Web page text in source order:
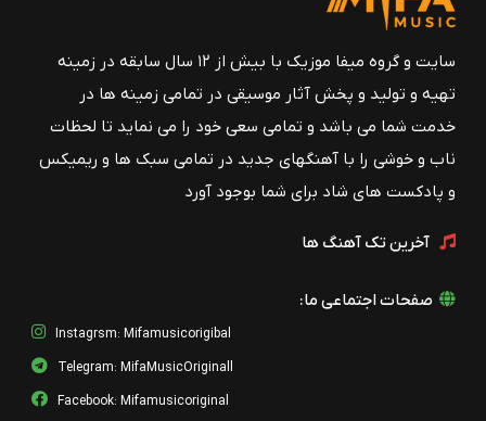
سایت و گروه میفا موزیک با بیش از ۱۲ سال سابقه در زمینه
تهیه و تولید و پخش آثار موسیقی در تمامی زمینه ها در
خدمت شما می باشد و تمامی سعی خود را می نماید تا لحظات
ناب و خوشی را با آهنگهای جدید در تمامی سبک ها و ریمیکس
و پادکست های شاد برای شما بوجود آورد
آخرین تک آهنگ ها
صفحات اجتماعی ما:
Instagrsm: Mifamusicorigibal
Telegram: MifaMusicOriginall
Facebook: Mifamusicoriginal